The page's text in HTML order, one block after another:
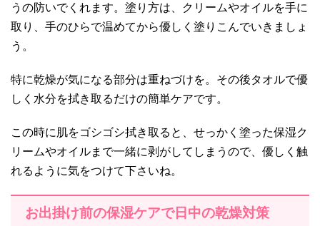
うの防いでくれます。塗り方は、クリームやオイルを手に
取り、手のひらで温めてから優しく塗りこんでいきましょ
う。
特に乾燥が気になる部分は重ねづけを。その後タオルで優
しく水分を拭き取るだけの簡単ケアです。
この時に肌をゴシゴシ拭き取ると、せっかく塗った保湿ク
リームやオイルまで一緒に剥がしてしまうので、優しく触
れるように気をつけて下さいね。
お出掛け前の保湿ケアで日中の乾燥対策